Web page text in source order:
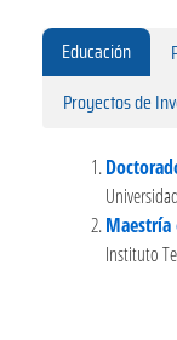
Educación
Proyectos de
Instituto